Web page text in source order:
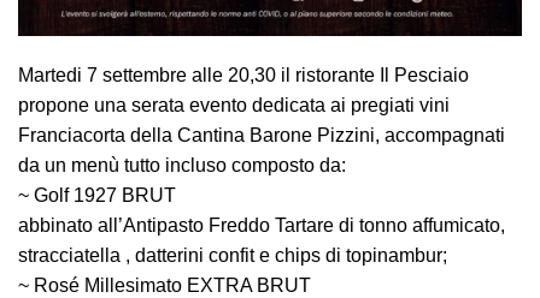
Martedi 7 settembre alle 20,30 il ristorante Il Pesciaio
propone una serata evento dedicata ai pregiati vini
Franciacorta della Cantina Barone Pizzini, accompagnati
da un menù tutto incluso composto da:
~ Golf 1927 BRUT
abbinato all’Antipasto Freddo Tartare di tonno affumicato,
stracciatella , datterini confit e chips di topinambur;
~ Rosé Millesimato EXTRA BRUT